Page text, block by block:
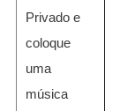
Privado e
coloque
uma
música